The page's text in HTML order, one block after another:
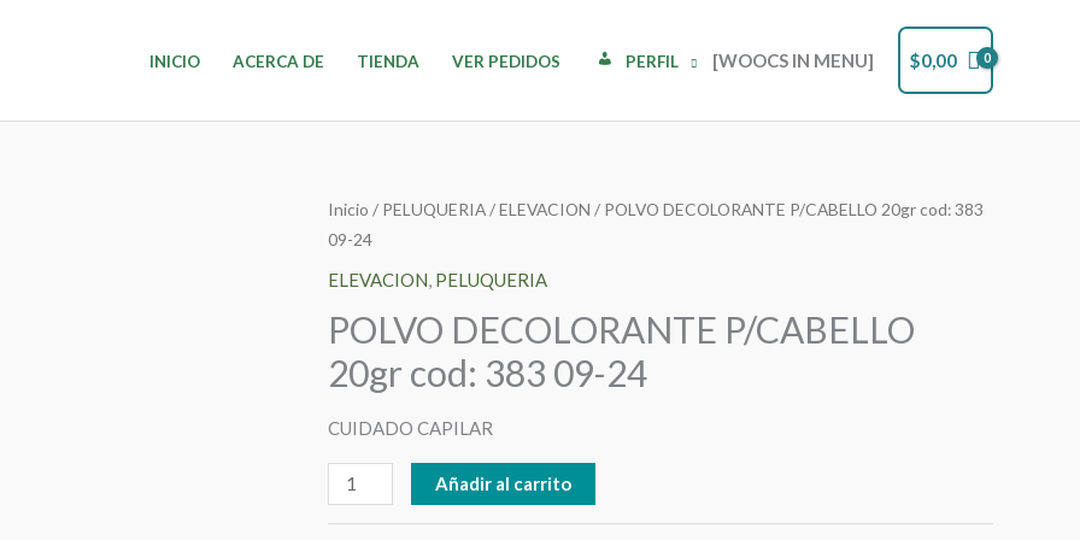
INICIO ACERCA DE TIENDA VER PEDIDOS PERFIL [WOOCS IN MENU] $0,00
Inicio / PELUQUERIA/ELEVACION / POLVO DECOLORANTE P/CABELLO 20gr cod: 383
09-24
ELEVACION, PELUQUERIA
POLVO DECOLORANTE P/CABELLO
20gr cod: 383 09-24
CUIDADO CAPILAR
POLVO
DECOLORANTE
P/CABELLO
cod:
383
24
cantidad
Añadir al carrito